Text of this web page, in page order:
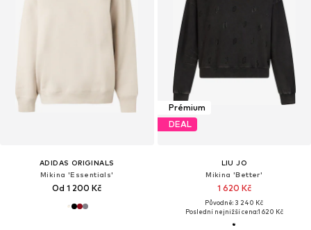
ADIDAS ORIGINALS
Mikina 'Essentials'
Od 1 200 Kč
Prémium
DEAL
LIU JO
Mikina 'Better'
1 620 Kč
Původně: 3 240 Kč
Poslední nejnižší cena:1 620 Kč